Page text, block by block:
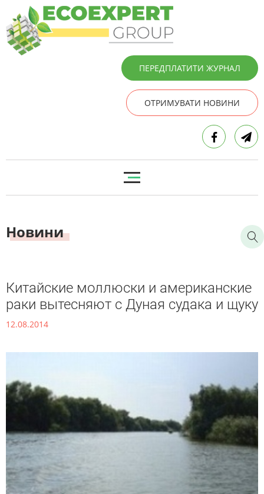
ПЕРЕДПЛАТИТИ ЖУРНАЛ
ОТРИМУВАТИ НОВИНИ
Новини
Китайские моллюски и американские
раки вытесняют с Дуная судака и щуку
12.08.2014